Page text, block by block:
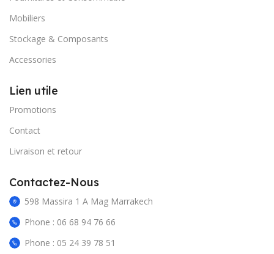
Mobiliers
Stockage & Composants
Accessories
Lien utile
Promotions
Contact
Livraison et retour
Contactez-Nous
598 Massira 1 A Mag Marrakech
Phone : 06 68 94 76 66
Phone : 05 24 39 78 51